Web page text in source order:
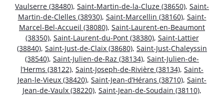
Vaulserre (38480), Saint-Martin-de-la-Cluze (38650), Saint-
Martin-de-Clelles (38930), Saint-Marcellin (38160), Saint-
Marcel-Bel-Accueil (38080), Saint-Laurent-en-Beaumont
(38350), Saint-Laurent-du-Pont (38380), Saint-Lattier
(38840), Saint-Just-de-Claix (38680), Saint-Just-Chaleyssin
(38540), Saint-Julien-de-Raz (38134), Saint-Julien-de-
l’Herms (38122), Saint-Joseph-de-Rivière (38134), Saint-
Jean-le-Vieux (38420), Saint-Jean-d’Hérans (38710), Saint-
Jean-de-Vaulx (38220), Saint-Jean-de-Soudain (38110),